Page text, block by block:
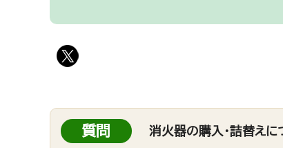
質問 消火器の購入・詰替えに